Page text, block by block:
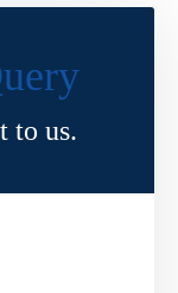
to us.